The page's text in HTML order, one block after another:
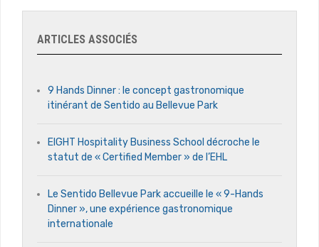
ARTICLES ASSOCIÉS
9 Hands Dinner : le concept gastronomique
itinérant de Sentido au Bellevue Park
EIGHT Hospitality Business School décroche le
statut de « Certified Member » de l’EHL
Le Sentido Bellevue Park accueille le « 9-Hands
Dinner », une expérience gastronomique
internationale